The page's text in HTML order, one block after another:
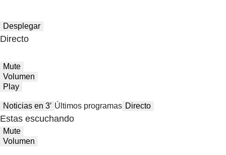
Desplegar
Directo
Mute
Volumen
Play
Noticias en 3′ Últimos programas Directo
Estas escuchando
Mute
Volumen